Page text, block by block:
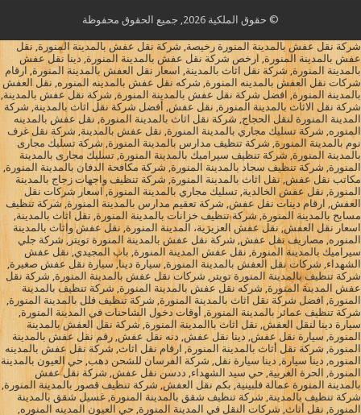
© حقوق الملكية 2026, جميع الحقوق محفوظة
شركة نقل عفش بالمدينة المنورة رخيصة, شركة نقل عفش بالمدينة المنورة, نقل
عفش بالمدينة المنورة, ارخص شركة نقل عفش بالمدينة المنورة, دينا نقل عفش
بالمدينة المنورة, شركة نقل اثاث بالمدينة, اسعار نقل العفش بالمدينة المنورة, ارقام
شركات نقل العفش بالمدينه المنورة, شركه نقل عفش بالمدينه المنوره, نقل العفش
بالمدينة المنورة, افضل شركة نقل عفش بالمدينة المنورة, شركة نقل عفش بالمدينة,
شركة نقل الاثاث بالمدينة المنورة, نقل عفش, أفضل شركة نقل اثاث بالمدينة, شركة
المدينة المنورة لنقل الحجاج, شركة نقل اثاث بالمدينة المنورة, نقل عفش بالمدينه
المنوره, شركة تسليك مجاري بالمدينة المنورة, نقل عفش بالمدينة, شركة نقل غرف
نوم بالمدينة المنورة, شركة تنظيف مدارس بالمدينة المنورة, شركة تسليك مجارى
بالمدينة المنورة, شركة تنظيف سيراميك بالمدينة المنورة, تسليك مجارى بالمدينة
المنورة, شركة تنظيف سجاد بالمدينة المنورة, شركة مكافحة الدفان بالمدينة المنورة,
مكاتب نقل عفش, نقل اثاث بالمدينة المنورة, شركة تنظيف واجهات زجاج بالمدينة
المنورة, نقل عفش الخالدية, تسليك مجاري بالمدينة المنورة, اسعار شركات نقل
العفش, ارقام دينات نقل عفش, شركة تعقيم مدارس بالمدينة المنورة, شركة تنظيف
مسابح بالمدينة المنورة, شركة تنظيف خزانات بالمدينة المنورة, نقل اثاث بالمدينة,
اسعار نقل العفش, نقل عفش العزيزية، المدينة المنورة, نقل عفش واثاث بالمدينة
المنوره, مصاريف نقل عفش, شركة نقل عفش بالمدينة المنورة تويتر, شركة جلي
سيراميك بالمدينة المنورة, نقل عفش المدينة المنورة, باب المجيدي, نقل عفش
الشهداء, شركات نقل العفش بالمدينة المنورة, سيارة دينا, سيارة نقل عفش صغيرة,
شركة تنظيف بالمدينة المنورة تويتر, شركات نقل عفش بالمدينة المنورة, شركة نقل
عفش المدينة المنورة, شركه نقل عفش بالمدينة المنورة, شركة تنظيف بالمدينة
المنورة, افضل شركة نقل اثاث بالمدينة المنورة, شركة تنظيف فلل بالمدينة المنورة,
شركة تنظيف عمائر بالمدينة المنورة, أوقات دخول الشاحنات في المدينة المنورة,
سيارة دينا لنقل العفش, نقل اثاث باالمدينة المنورة, شركة نقل العفش بالمدينة
المنورة, سيارة نقل عفش, دينا نقل عفش, دنه نقل عفش, رقم نقل عفش بالمدينة
المنورة, شركة نقل أثاث بالمدينة المنورة, ارقام نقل اثاث, شركة نقل عفش بالمدينه
المنوره, دينا سيارة, دينا سيارة نقل, شركة الفرسان للشحن دهب, حي العيون بالمدينة
المنورة, الحرة الغربية, حي سيد الشهداء, ددسن نقل عفش, شركة نقل عفش
بالمدينة المنورة عمالة فلبينية, بكم نقل العفش, شركة تنظيف قصور بالمدينة المنورة,
شركة تنظيف بالمدينة, شركة تنظيف شقق بالمدينة المنورة, غسيل شقق بالمدينة
المنورة, نقل أثاث, شركات النقل في المدينة المنورة, حي العيون المدينه المنوره,